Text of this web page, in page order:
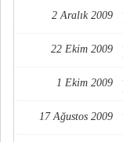
2 Aralık 2009
22 Ekim 2009
1 Ekim 2009
17 Ağustos 2009